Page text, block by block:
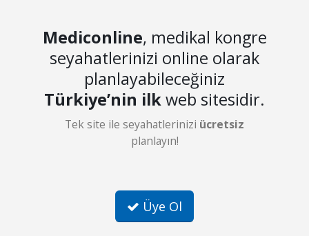
Mediconline, medikal kongre
seyahatlerinizi online olarak
planlayabileceğiniz
Türkiye’nin ilkweb sitesidir.
Tek site ile seyahatlerinizi ücretsiz
planlayın!
Üye Ol